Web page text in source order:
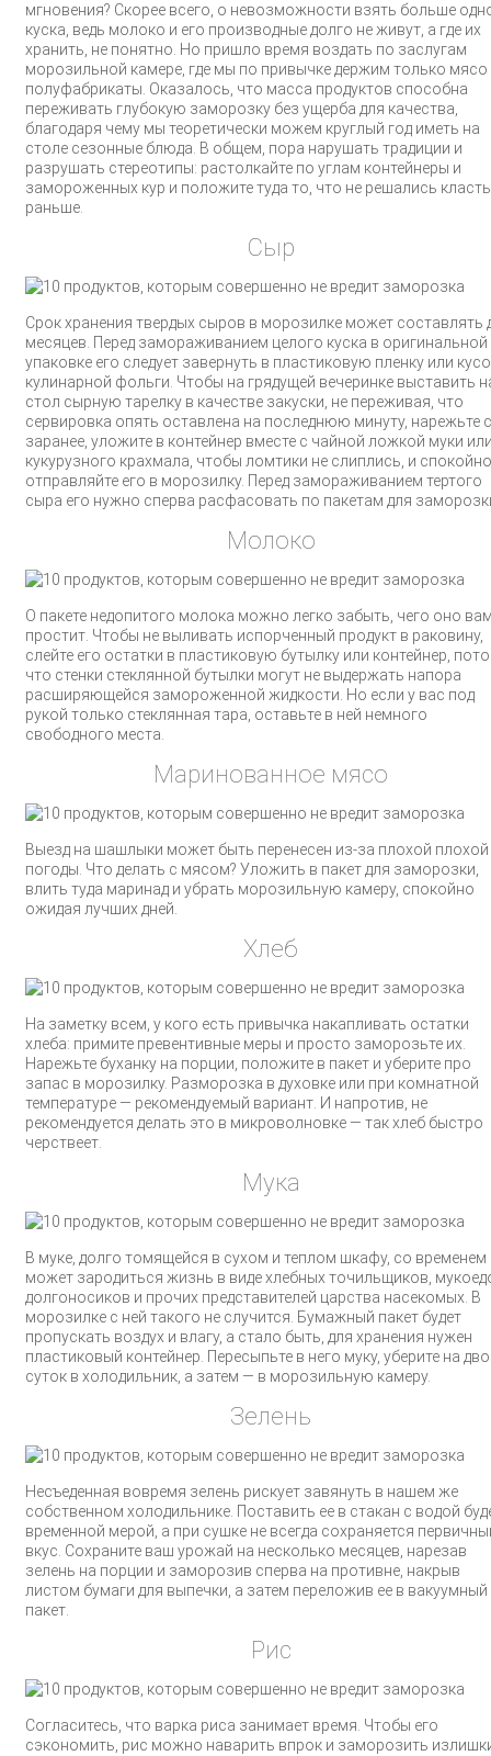
мгновения? Скорее всего, о невозможности взять больше
куска, ведь молоко и его производные долго не живут, а где их
хранить, не понятно. Но пришло время воздать по заслугам
морозильной камере, где мы по привычке держим только мясо
полуфабрикаты. Оказалось, что масса продуктов способна
переживать глубокую заморозку без ущерба для качества,
благодаря чему мы теоретически можем круглый год иметь на
столе сезонные блюда. В общем, пора нарушать традиции и
разрушать стереотипы: растолкайте по углам контейнеры и
замороженных кур и положите туда то, что не решались класть
раньше.
Сыр
Срок хранения твердых сыров в морозилке может составлять
месяцев. Перед замораживанием целого куска в оригинальной
упаковке его следует завернуть в пластиковую пленку или
кулинарной фольги. Чтобы на грядущей вечеринке выставить
стол сырную тарелку в качестве закуски, не переживая, что
сервировка опять оставлена на последнюю минуту, нарежьте
заранее, уложите в контейнер вместе с чайной ложкой муки
кукурузного крахмала, чтобы ломтики не слиплись, и спокойно
отправляйте его в морозилку. Перед замораживанием тертого
сыра его нужно сперва расфасовать по пакетам для
Молоко
О пакете недопитого молока можно легко забыть, чего оно
простит. Чтобы не выливать испорченный продукт в раковину,
слейте его остатки в пластиковую бутылку или контейнер,
что стенки стеклянной бутылки могут не выдержать напора
расширяющейся замороженной жидкости. Но если у вас под
рукой только стеклянная тара, оставьте в ней немного
свободного места.
Маринованное мясо
Выезд на шашлыки может быть перенесен из-за плохой плохой
погоды. Что делать с мясом? Уложить в пакет для заморозки,
влить туда маринад и убрать морозильную камеру, спокойно
ожидая лучших дней.
Хлеб
На заметку всем, у кого есть привычка накапливать остатки
хлеба: примите превентивные меры и просто заморозьте их.
Нарежьте буханку на порции, положите в пакет и уберите про
запас в морозилку. Разморозка в духовке или при комнатной
температуре — рекомендуемый вариант. И напротив, не
рекомендуется делать это в микроволновке — так хлеб быстро
черствеет.
Мука
В муке, долго томящейся в сухом и теплом шкафу, со временем
может зародиться жизнь в виде хлебных точильщиков,
долгоносиков и прочих представителей царства насекомых. В
морозилке с ней такого не случится. Бумажный пакет будет
пропускать воздух и влагу, а стало быть, для хранения нужен
пластиковый контейнер. Пересыпьте в него муку, уберите на
суток в холодильник, а затем — в морозильную камеру.
Зелень
Несъеденная вовремя зелень рискует завянуть в нашем же
собственном холодильнике. Поставить ее в стакан с водой
временной мерой, а при сушке не всегда сохраняется
вкус. Сохраните ваш урожай на несколько месяцев, нарезав
зелень на порции и заморозив сперва на противне, накрыв
листом бумаги для выпечки, а затем переложив ее в вакуумный
пакет.
Рис
Согласитесь, что варка риса занимает время. Чтобы его
сэкономить, рис можно наварить впрок и заморозить